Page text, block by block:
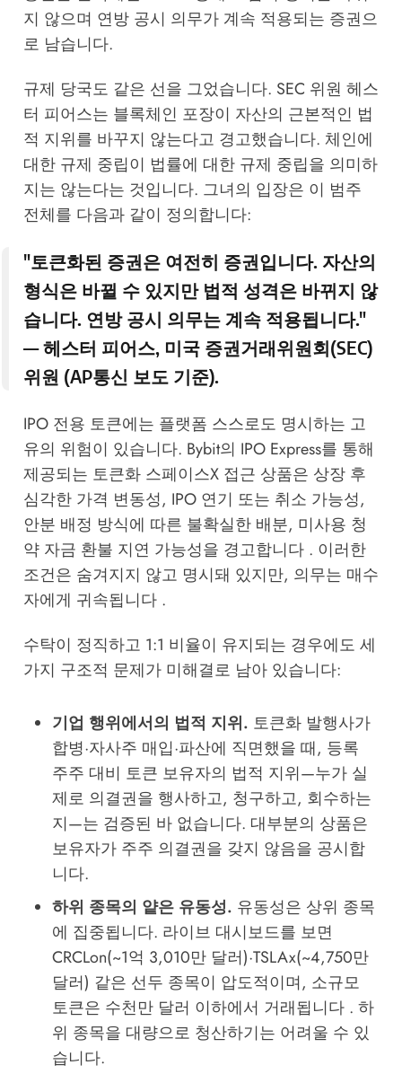
지 않으며 연방 공시 의무가 계속 적용되는 증권으
로 남습니다.
규제 당국도 같은 선을 그었습니다. SEC 위원 헤스
터 피어스는 블록체인 포장이 자산의 근본적인 법
적 지위를 바꾸지 않는다고 경고했습니다. 체인에
대한 규제 중립이 법률에 대한 규제 중립을 의미하
지는 않는다는 것입니다. 그녀의 입장은 이 범주
전체를 다음과 같이 정의합니다:
"토큰화된 증권은 여전히 증권입니다. 자산의
형식은 바뀔 수 있지만 법적 성격은 바뀌지 않
습니다. 연방 공시 의무는 계속 적용됩니다."
— 헤스터 피어스, 미국 증권거래위원회(SEC)
위원 (AP통신 보도 기준).
IPO 전용 토큰에는 플랫폼 스스로도 명시하는 고
유의 위험이 있습니다. Bybit의 IPO Express를 통해
제공되는 토큰화 스페이스X 접근 상품은 상장 후
심각한 가격 변동성, IPO 연기 또는 취소 가능성,
안분 배정 방식에 따른 불확실한 배분, 미사용 청
약 자금 환불 지연 가능성을 경고합니다 . 이러한
조건은 숨겨지지 않고 명시돼 있지만, 의무는 매수
자에게 귀속됩니다 .
수탁이 정직하고 1:1 비율이 유지되는 경우에도 세
가지 구조적 문제가 미해결로 남아 있습니다:
기업 행위에서의 법적 지위. 토큰화 발행사가
합병·자사주 매입·파산에 직면했을 때, 등록
주주 대비 토큰 보유자의 법적 지위—누가 실
제로 의결권을 행사하고, 청구하고, 회수하는
지—는 검증된 바 없습니다. 대부분의 상품은
보유자가 주주 의결권을 갖지 않음을 공시합
니다.
하위 종목의 얕은 유동성. 유동성은 상위 종목
에 집중됩니다. 라이브 대시보드를 보면
CRCLon(~1억 3,010만 달러)·TSLAx(~4,750만
달러) 같은 선두 종목이 압도적이며, 소규모
토큰은 수천만 달러 이하에서 거래됩니다 . 하
위 종목을 대량으로 청산하기는 어려울 수 있
습니다.